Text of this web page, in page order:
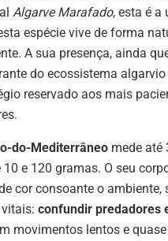
Algarve Marafado, esta é a
espécie vive de forma
A sua presença, ainda
do ecossistema
reservado aos mais
do-Mediterrâneo mede até
10 e 120 gramas. O seu
cor consoante o ambiente,
confundir predadores
movimentos lentos e